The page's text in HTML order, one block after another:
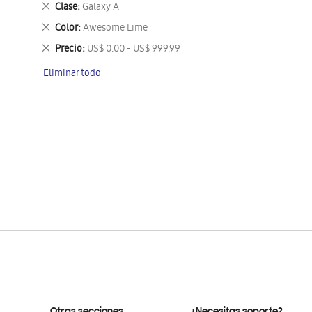
Clase Galaxy A
Eliminar
este
artículo
Color Awesome Lime
Eliminar
este
artículo
Precio US$ 0.00 - US$ 999.99
Eliminar
artículo
Eliminar todo